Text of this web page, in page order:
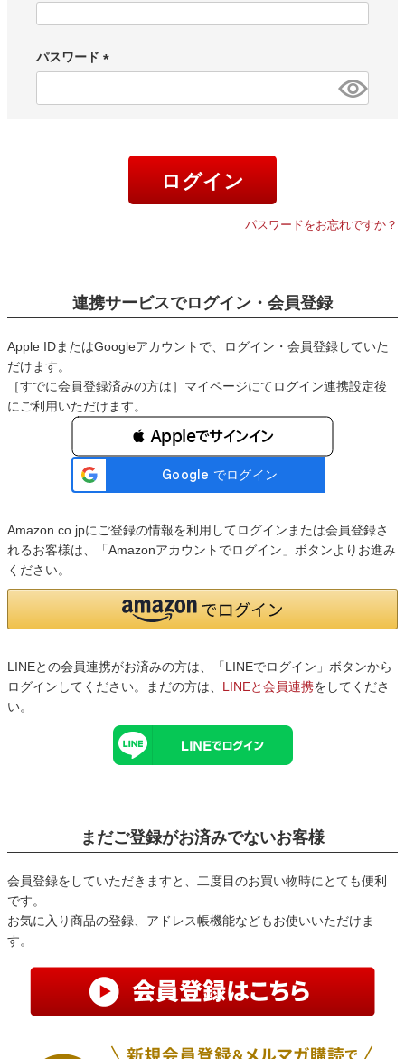
)
パスワード
必
ログイン
パスワードをお忘れですか？
連携サービスでログイン・会員登録
Apple IDまたはGoogleアカウントで、ログイン・会員登録していた
だけます。
［すでに会員登録済みの方は］マイページにてログイン連携設定後
にご利用いただけます。
 Appleでサインイン
Amazon.co.jpにご登録の情報を利用してログインまたは会員登録さ
れるお客様は、「Amazonアカウントでログイン」ボタンよりお進み
ください。
LINEとの会員連携がお済みの方は、「LINEでログイン」ボタンから
ログインしてください。まだの方は、 LINEと会員連携をしてくださ
い。
まだご登録がお済みでないお客様
会員登録をしていただきますと、二度目のお買い物時にとても便利
です。
お気に入り商品の登録、アドレス帳機能などもお使いいただけま
す。